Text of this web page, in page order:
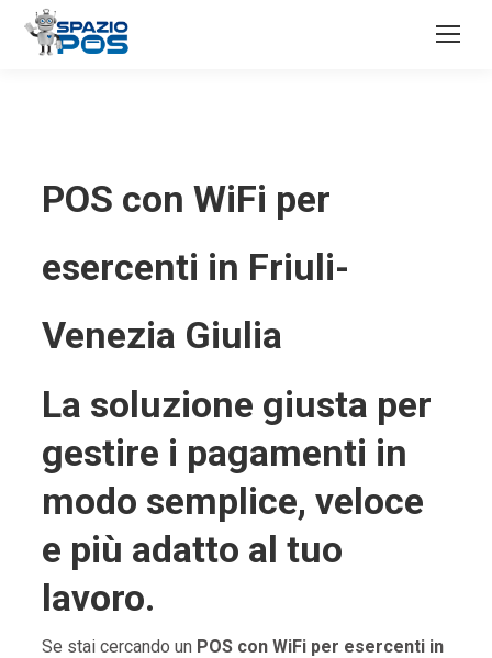
POS con WiFi per
esercenti in Friuli-
Venezia Giulia
La soluzione giusta per
gestire i pagamenti in
modo semplice, veloce
e più adatto al tuo
lavoro.
Se stai cercando un POS con WiFi per esercenti in